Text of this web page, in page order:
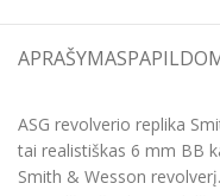
APRAŠYMAS
ASG revolverio replika
tai realistiškas 6 mm BB
Smith & Wesson